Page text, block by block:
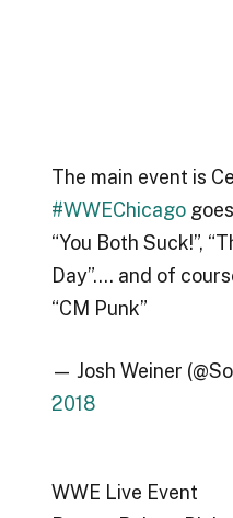
The main event is
#WWEChicago
“You Both Suck!”,
Day”…. and of
“CM Punk”
— Josh Weiner
2018
WWE Live Event